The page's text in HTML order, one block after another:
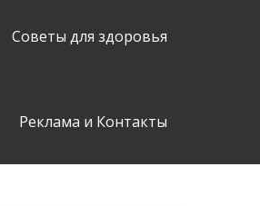
Советы для здоровья
Реклама и Контакты